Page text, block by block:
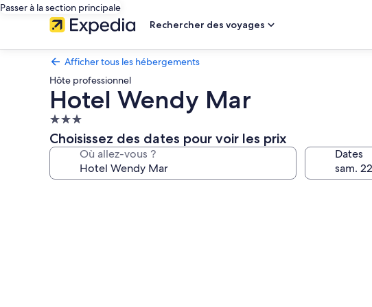
Passer à la section principale
Rechercher des voyages
Afficher tous les hébergements
Hôte professionnel
Hotel Wendy Mar
Hébergement
3.0 étoiles
Choisissez des dates pour voir les prix
Où allez-vous ? Dates